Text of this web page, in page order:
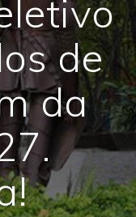
de
da